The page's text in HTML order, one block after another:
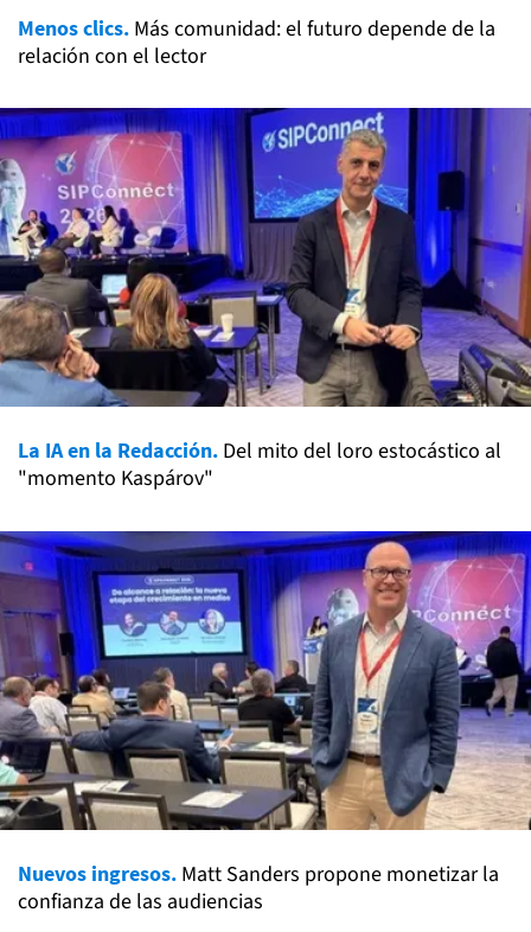
Menos clics. Más comunidad: el futuro depende de la
relación con el lector
La IA en la Redacción. Del mito del loro estocástico al
"momento Kaspárov"
Nuevos ingresos. Matt Sanders propone monetizar la
confianza de las audiencias